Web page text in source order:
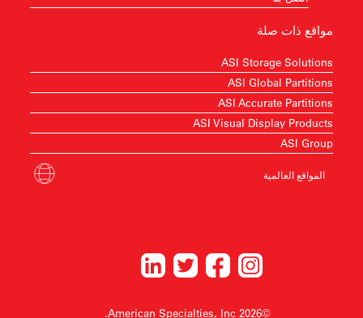
مواقع ذات صلة
ASI Storage Solutions
ASI Global Partitions
ASI Accurate Partitions
ASI Visual Display Products
ASI Group
المواقع العالمية
©2026 American Specialties, Inc.